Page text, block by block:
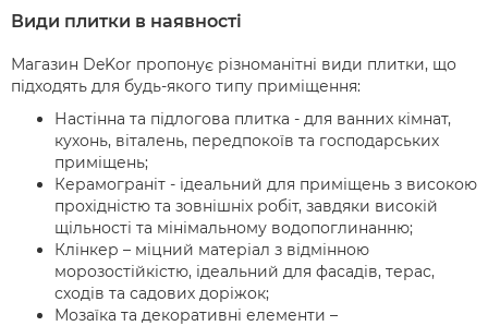
Види плитки в наявності
Магазин DeKor пропонує різноманітні види плитки, що
підходять для будь-якого типу приміщення:
Настінна та підлогова плитка - для ванних кімнат,
кухонь, віталень, передпокоїв та господарських
приміщень;
Керамограніт - ідеальний для приміщень з високою
прохідністю та зовнішніх робіт, завдяки високій
щільності та мінімальному водопоглинанню;
Клінкер – міцний матеріал з відмінною
морозостійкістю, ідеальний для фасадів, терас,
сходів та садових доріжок;
Мозаїка та декоративні елементи –